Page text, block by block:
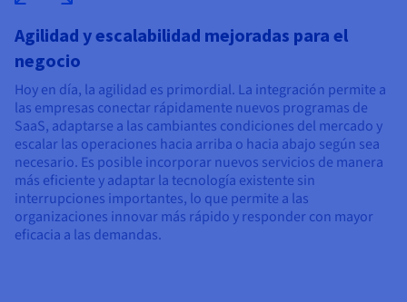
Agilidad y escalabilidad mejoradas para el
negocio
Hoy en día, la agilidad es primordial. La integración permite a
las empresas conectar rápidamente nuevos programas de
SaaS, adaptarse a las cambiantes condiciones del mercado y
escalar las operaciones hacia arriba o hacia abajo según sea
necesario. Es posible incorporar nuevos servicios de manera
más eficiente y adaptar la tecnología existente sin
interrupciones importantes, lo que permite a las
organizaciones innovar más rápido y responder con mayor
eficacia a las demandas.